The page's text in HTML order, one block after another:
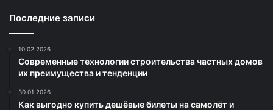
Последние записи
10.02.2026
Современные технологии строительства частных домов
их преимущества и тенденции
30.01.2026
Как выгодно купить дешёвые билеты на самолёт и